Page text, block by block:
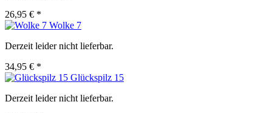
26,95 € *
Wolke 7
Derzeit leider nicht lieferbar.
34,95 € *
Glückspilz 15
Derzeit leider nicht lieferbar.